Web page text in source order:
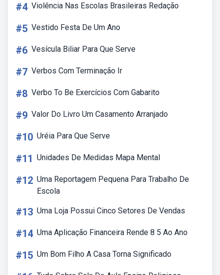
#4 Violência Nas Escolas Brasileiras Redação
#5 Vestido Festa De Um Ano
#6 Vesícula Biliar Para Que Serve
#7 Verbos Com Terminação Ir
#8 Verbo To Be Exercícios Com Gabarito
#9 Valor Do Livro Um Casamento Arranjado
#10 Uréia Para Que Serve
#11 Unidades De Medidas Mapa Mental
#12 Uma Reportagem Pequena Para Trabalho De
Escola
#13 Uma Loja Possui Cinco Setores De Vendas
#14 Uma Aplicação Financeira Rende 8 5 Ao Ano
#15 Um Bom Filho A Casa Torna Significado